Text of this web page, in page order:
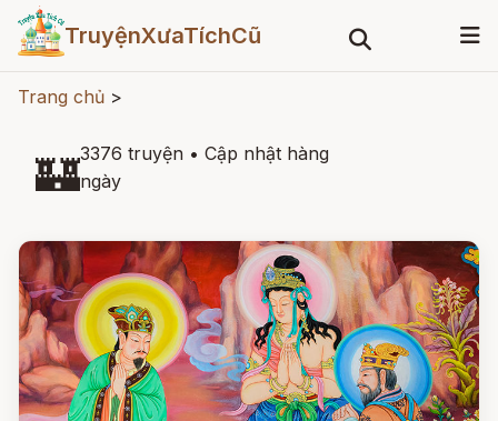
TruyệnXưaTíchCũ
Trang chủ >
🏰3376 truyện • Cập nhật hàng
ngày